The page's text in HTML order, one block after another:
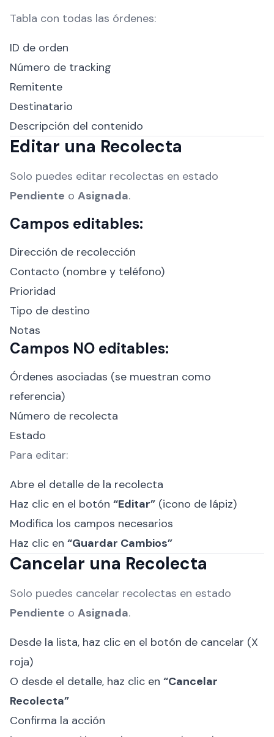
Tabla con todas las órdenes:
ID de orden
Número de tracking
Remitente
Destinatario
Descripción del contenido
Editar una Recolecta
Solo puedes editar recolectas en estado
Pendiente o Asignada.
Campos editables:
Dirección de recolección
Contacto (nombre y teléfono)
Prioridad
Tipo de destino
Notas
Campos NO editables:
Órdenes asociadas (se muestran como
referencia)
Número de recolecta
Estado
Para editar:
Abre el detalle de la recolecta
Haz clic en el botón “Editar” (icono de lápiz)
Modifica los campos necesarios
Haz clic en “Guardar Cambios”
Cancelar una Recolecta
Solo puedes cancelar recolectas en estado
Pendiente o Asignada.
Desde la lista, haz clic en el botón de cancelar (X
roja)
O desde el detalle, haz clic en “Cancelar
Recolecta”
Confirma la acción